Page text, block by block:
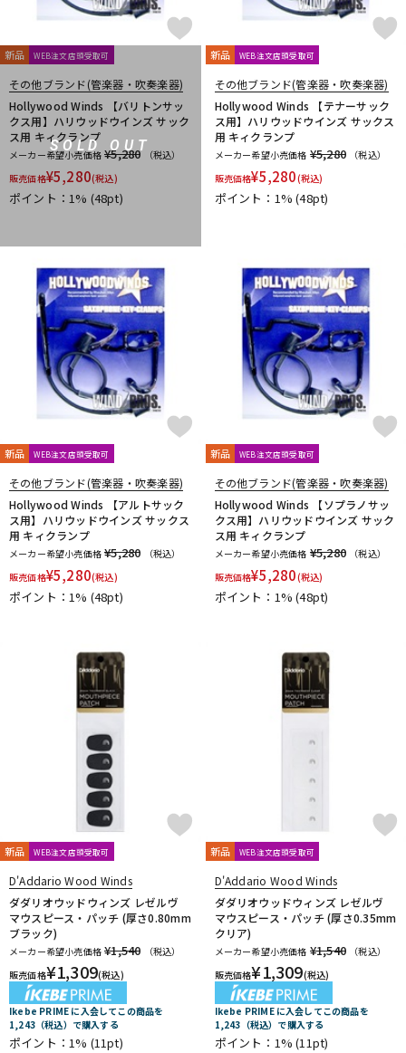
SOLD OUT
新品 WEB注文店頭受取可
その他ブランド(管楽器・吹奏楽器)
Hollywood Winds 【バリトンサッ
クス用】ハリウッドウインズ サック
ス用 キィクランプ
メーカー希望小売価格 ¥5,280
（税込）
販売価格¥5,280(税込)
ポイント：1% (48pt)
新品 WEB注文店頭受取可
その他ブランド(管楽器・吹奏楽器)
Hollywood Winds 【テナーサック
ス用】ハリウッドウインズ サックス
用 キィクランプ
メーカー希望小売価格 ¥5,280
（税込）
販売価格¥5,280(税込)
ポイント：1%(48pt)
新品 WEB注文店頭受取可
その他ブランド(管楽器・吹奏楽器)
Hollywood Winds 【アルトサック
ス用】ハリウッドウインズ サックス
用 キィクランプ
メーカー希望小売価格 ¥5,280
（税込）
販売価格¥5,280(税込)
ポイント：1% (48pt)
新品 WEB注文店頭受取可
その他ブランド(管楽器・吹奏楽器)
Hollywood Winds 【ソプラノサッ
クス用】ハリウッドウインズ サック
ス用 キィクランプ
メーカー希望小売価格 ¥5,280
（税込）
販売価格¥5,280(税込)
ポイント：1%(48pt)
新品 WEB注文店頭受取可
D'Addario Wood Winds
ダダリオウッドウィンズ レゼルヴ
マウスピース・パッチ (厚さ0.80mm
ブラック)
メーカー希望小売価格 ¥1,540
（税込）
販売価格¥1,309(税込)
Ikebe PRIME に入会してこの商品を
1,243（税込）で購入する
ポイント：1% (11pt)
新品 WEB注文店頭受取可
D'Addario Wood Winds
ダダリオウッドウィンズ レゼルヴ
マウスピース・パッチ (厚さ0.35mm
クリア)
メーカー希望小売価格 ¥1,540
（税込）
販売価格¥1,309(税込)
Ikebe PRIME に入会してこの商品を
1,243（税込）で購入する
ポイント：1%(11pt)